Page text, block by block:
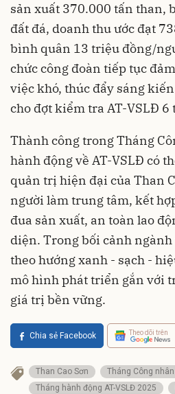
sản xuất 370.000 tấn than,
đất đá, doanh thu ước đạt
bình quân 13 triệu đồng/
chức công đoàn tiếp tục
việc khó, thúc đẩy sáng
cho đợt kiểm tra AT-VSLĐ 6
Thành công trong Tháng
hành động về AT-VSLĐ có
quản trị hiện đại của Than
người làm trung tâm, kết
đua sản xuất, an toàn lao
diện. Trong bối cảnh
theo hướng xanh - sạch -
mô hình phát triển gắn với
giá trị bền vững.
Chia sẻ Facebook Theo dõi trên
Than Cao Sơn
Tháng Công nhân
Tháng hành động AT-VSLĐ 2025